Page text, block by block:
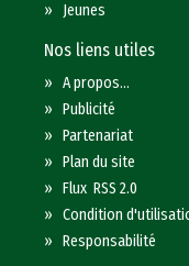
» Jeunes
Nos liens utiles
»A propos...
»Publicité
»Partenariat
»Plan du site
»Flux RSS 2.0
»Condition
»Responsabilité